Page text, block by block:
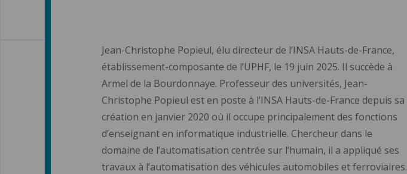
Jean-Christophe Popieul, élu directeur de l’INSA Hauts-de-France,
établissement-composante de l’UPHF, le 19 juin 2025. Il succède à
Armel de la Bourdonnaye. Professeur des universités, Jean-
Christophe Popieul est en poste à l’INSA Hauts-de-France depuis sa
création en janvier 2020 où il occupe principalement des fonctions
d’enseignant en informatique industrielle. Chercheur dans le
domaine de l’automatisation centrée sur l’humain, il a appliqué ses
travaux à l’automatisation des véhicules automobiles et ferroviaires.